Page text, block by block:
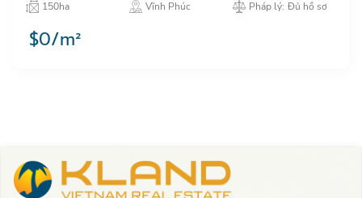
150ha Vĩnh Phúc Pháp lý: Đủ hồ sơ
$0/m²